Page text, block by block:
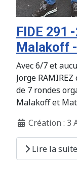
FIDE 291
Malakoff
Avec 6/7 et
Jorge
de 7 rondes
Malakoff et
Création : 3
Lire la